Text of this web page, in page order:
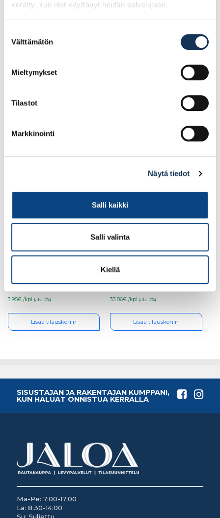
kerätty, kun olet käyttänyt heidän palvelujaan.
valinta
Välttämätön
Mieltymykset
Tilastot
Markkinointi
Näytä tiedot
Salli kaikki
Salli valinta
Kiellä
25.10€ /kpl(alv. 0%)
Danalim seinätasoite
Filler extra 619 250ml
3.95€ /kpl (alv. 0%)
Lisää tilauskoriin
Danalim telattava
seinätasoite 627 15l
33.86€ /kpl (alv. 0%)
Lisää tilauskoriin
SISUSTAJAN JA RAKENTAJAN KUMPPANI,
KUN HALUAT ONNISTUA KERRALLA
Ma-Pe: 7:00-17:00
La: 8:30-14:00